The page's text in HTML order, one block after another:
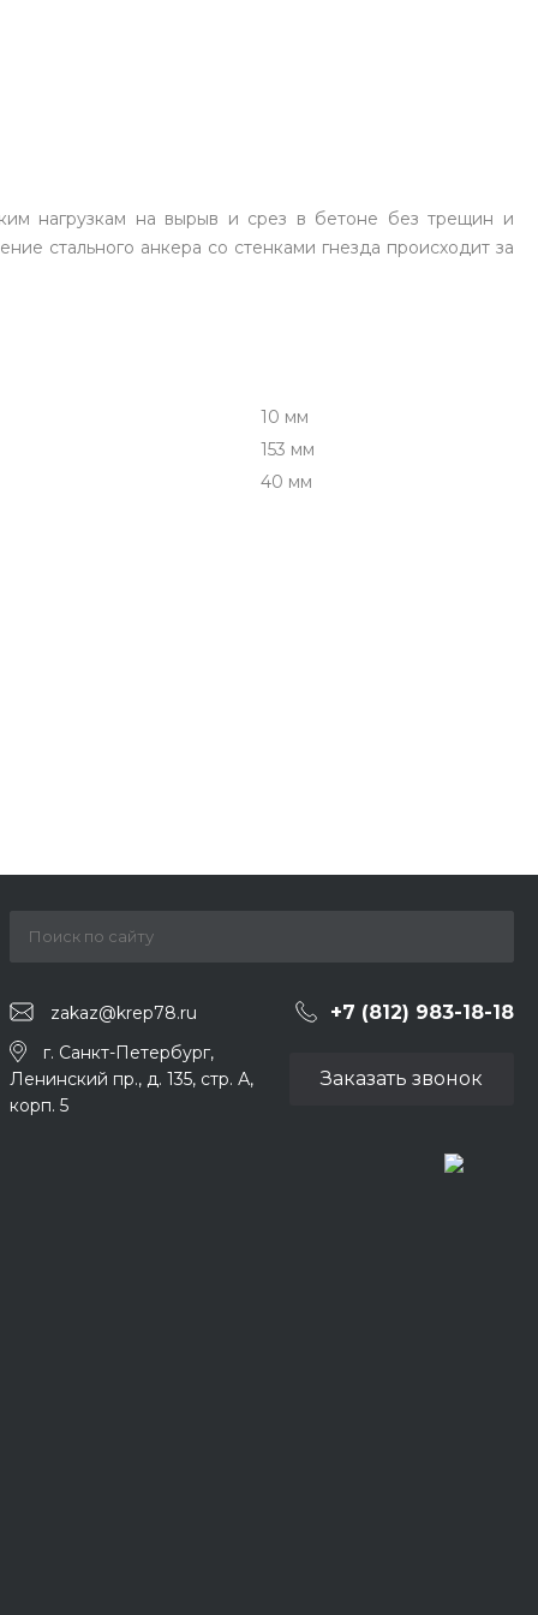
нагрузкам на вырыв и срез в бетоне без трещин и
стального анкера со стенками гнезда происходит за
10 мм
153 мм
40 мм
zakaz@krep78.ru +7 (812) 983-18-18
г. Санкт-Петербург,
Ленинский пр., д. 135, стр. А,
корп. 5
Заказать звонок